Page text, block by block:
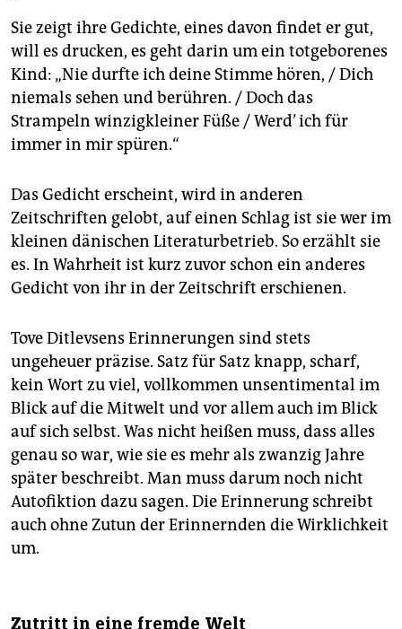
Sie zeigt ihre Gedichte, eines davon findet er gut,
will es drucken, es geht darin um ein totgeborenes
Kind: „Nie durfte ich deine Stimme hören, / Dich
niemals sehen und berühren. / Doch das
Strampeln winzigkleiner Füße / Werd’ ich für
immer in mir spüren.“
Das Gedicht erscheint, wird in anderen
Zeitschriften gelobt, auf einen Schlag ist sie wer im
kleinen dänischen Literaturbetrieb. So erzählt sie
es. In Wahrheit ist kurz zuvor schon ein anderes
Gedicht von ihr in der Zeitschrift erschienen.
Tove Ditlevsens Erinnerungen sind stets
ungeheuer präzise. Satz für Satz knapp, scharf,
kein Wort zu viel, vollkommen unsentimental im
Blick auf die Mitwelt und vor allem auch im Blick
auf sich selbst. Was nicht heißen muss, dass alles
genau so war, wie sie es mehr als zwanzig Jahre
später beschreibt. Man muss darum noch nicht
Autofiktion dazu sagen. Die Erinnerung schreibt
auch ohne Zutun der Erinnernden die Wirklichkeit
um.
Zutritt in eine fremde Welt